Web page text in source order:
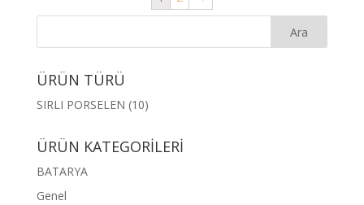
ÜRÜN TÜRÜ
SIRLI PORSELEN (10)
ÜRÜN KATEGORİLERİ
BATARYA
Genel